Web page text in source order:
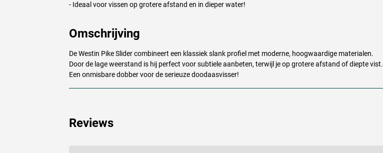
- Ideaal voor vissen op grotere afstand en in dieper water!
Omschrijving
De Westin Pike Slider combineert een klassiek slank profiel met moderne, hoogwaardige materialen.
Door de lage weerstand is hij perfect voor subtiele aanbeten, terwijl je op grotere afstand of diepte vist.
Een onmisbare dobber voor de serieuze doodaasvisser!
Reviews